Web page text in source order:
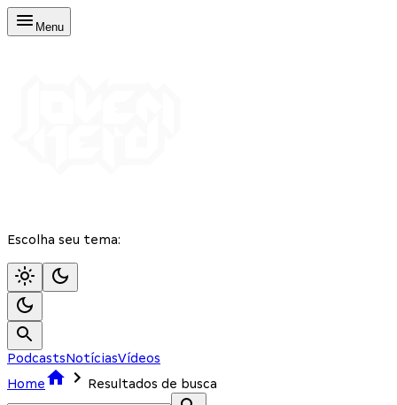
Menu
Escolha seu tema:
PodcastsNotíciasVídeos
Home
Resultados de busca